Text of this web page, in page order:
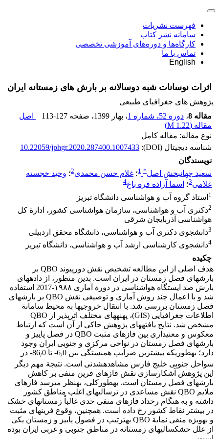
فهرست نشریات
سامانه نشر کتاب
کارگاه‌ها و دوره‌های آموزشی تخصصی
تماس با ما
English
اثرات نوسانات شبه‏ دوسالانه بر بارش ‏های زمستانه ایران
پژوهش های جغرافیای طبیعی
مقاله 8
، دوره 52، شماره 1 ، بهار 1399 ، صفحه 113-127
اصل
مقاله (1.22 M
)
نوع مقاله: مقاله کامل
شناسه دیجیتال (DOI):
10.22059/jphgr.2020.287400.1007433
نویسندگان
سعید جهانبخش اصل*
1؛ غلام حسن محمدی2؛ وحید خجسته
غلامی3؛ اسما آزاده قره باغ4
1 استاد گروه آب و هواشناسی دانشگاه تبریز
2دکتری آب و هواشناسی، سازمان هواشناسی کشور، ادارة کل
هواشناسی آذربایجان شرقی
3دانشجوی دکتری آب و هواشناسی، دانشگاه محقق اردبیلی
4دانشجوی کارشناسی ارشد آب و هواشناسی، دانشگاه تبریز
چکیده
هدف اصلی از این مطالعه تشخیص نقش دورپیوند QBO بر
بارش‏های فصل زمستان در ایران است. بدین منظور، از داده‏های
بارش صد ایستگاه هواشناسی در دورة آماری ۱۹۸۸-2017 استفاده
شد و با اعمال چند روش آماری و توصیفی نقش QBO بر بارش‏های
فصل زمستان بررسی شد. با انتقال خروجی‏ها به محیط سامانة
اطلاعات جغرافیایی (GIS)، پهنه‏های مختلف اثرپذیر از QBO
مشخص شد. نتایج یافته‏های پژوهش حاکی از آن است که ارتباط
معکوس و معنی‏داری بین فازهای مثبت QBO در فصل پاییز و
بارش‏های فصل زمستان در نواحی مرکزی و جنوبی ایران وجود
دارد؛ به‏طوری‏که بیشترین ضرایب همبستگی بین 6
/0- تا 86 /
0- در
سواحل جنوبی خلیج فارس مشاهده‏شدنی است. نتیجة مهم دیگر
این پژوهش آشکارسازی نقش فازهای فرین منفی بر کاهش
بارش‏های فصل زمستان است. به‏طورکلی، به‏نظر می‏رسد فازهای
ملایم QBO نقش مساعدی در ترسالی‏های اغلب مناطق کشور
داشته و به هنگام رخداد فازهای منفی حدی غالباً زمستان‏های خشک
در بیشتر نقاط کشور رخ داده است. همچنین، وقوع فرین‏های مثبت
و به‏ویژه منفی نمایة QBO به‏ترتیب در فصول پاییز و زمستان یکی
از علل خشک‏سالی‏های زمستانه در مناطق جنوبی و غربی ایران بوده